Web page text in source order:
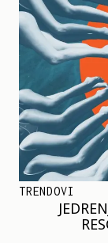
TRENDOVI